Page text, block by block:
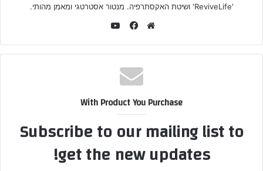
'ReviveLife' ושיטת האקסתרפיה. מנטור אסטרטגי ומאמן מהותי.
With Product You Purchase
Subscribe to our mailing list to
get the new updates!